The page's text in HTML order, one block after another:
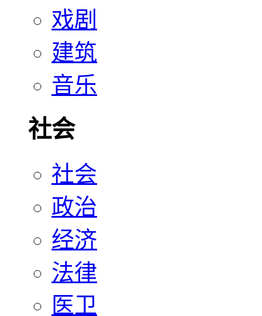
戏剧
建筑
音乐
社会
社会
政治
经济
法律
医卫